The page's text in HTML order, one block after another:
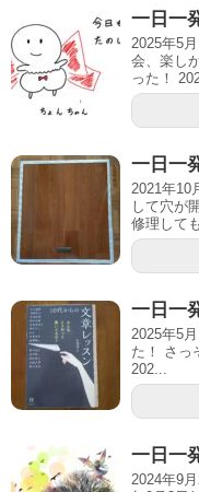
一日一
2025年5
会、楽し
った！
一日一
2021年10
して穴が
修理して
一日一
2025年5
た！ さっ
202...
一日一
2024年9